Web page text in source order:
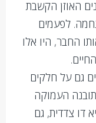
האוזן הקשבת
לפעמים
החבר, היו אלו
גם על חלקים
העמוקה
דו צדדית, גם